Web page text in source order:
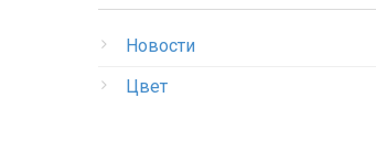
Новости
Цвет